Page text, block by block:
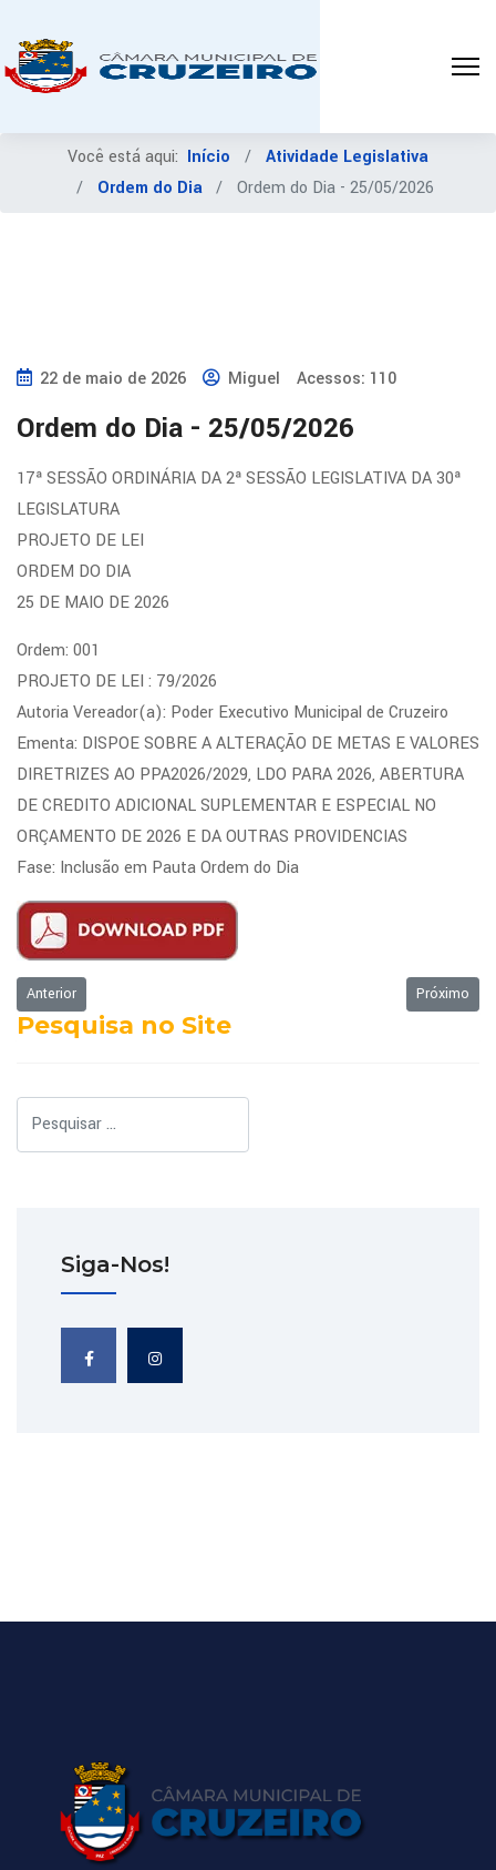
Você está aqui: Início
Atividade Legislativa
Ordem do Dia
Ordem do Dia - 25/05/2026
22 de maio de 2026 Miguel Acessos: 110
Ordem do Dia - 25/05/2026
17ª SESSÃO ORDINÁRIA DA 2ª SESSÃO LEGISLATIVA DA 30ª
LEGISLATURA
PROJETO DE LEI
ORDEM DO DIA
25 DE MAIO DE 2026
Ordem: 001
PROJETO DE LEI : 79/2026
Autoria Vereador(a): Poder Executivo Municipal de Cruzeiro
Ementa: DISPOE SOBRE A ALTERAÇÃO DE METAS E VALORES
DIRETRIZES AO PPA2026/2029, LDO PARA 2026, ABERTURA
DE CREDITO ADICIONAL SUPLEMENTAR E ESPECIAL NO
ORÇAMENTO DE 2026 E DA OUTRAS PROVIDENCIAS
Fase: Inclusão em Pauta Ordem do Dia
Artigo anterior: Ordem do Dia - 01/06/2026
Anterior Próximo
Próximo
Pesquisa no Site
Siga-Nos!